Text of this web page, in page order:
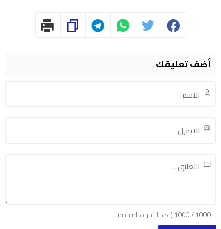
أضف تعليقك
1000
/
1000(عدد الأحرف المتبقية)